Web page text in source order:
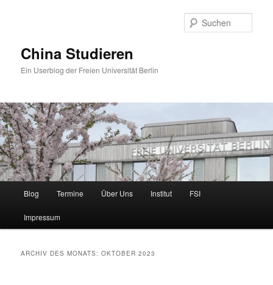
China Studieren
Ein Userblog der Freien Universität Berlin
Blog Termine Über Uns Institut FSI
Impressum
ARCHIV DES MONATS:OKTOBER 2023